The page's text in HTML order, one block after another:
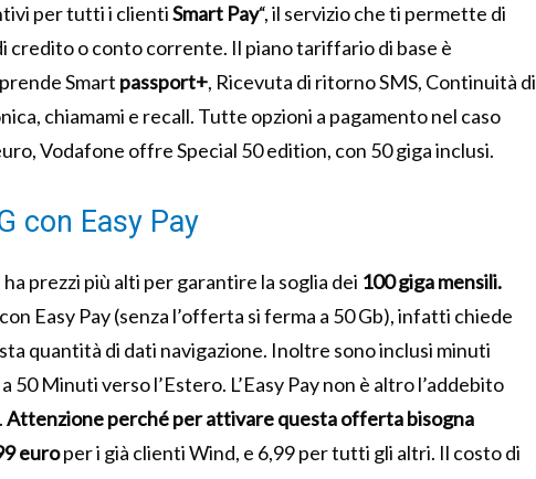
per tutti i clientiSmart Pay“, il servizio che ti permette di
credito o conto corrente. Il piano tariffario di base è
Smart passport+, Ricevuta di ritorno SMS, Continuità di
chiamami e recall. Tutte opzioni a pagamento nel caso
Vodafone offre Special 50 edition, con 50 giga inclusi.
con Easy Pay
prezzi più alti per garantire la soglia dei 100 giga mensili.
Easy Pay (senza l’offerta si ferma a 50 Gb), infatti chiede
quantità di dati navigazione. Inoltre sono inclusi minuti
50 Minuti verso l’Estero. L’Easy Pay non è altro l’addebito
Attenzione perché per attivare questa offerta bisogna
europer i già clienti Wind, e 6,99 per tutti gli altri. Il costo di